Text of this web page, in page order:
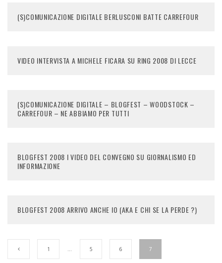
(S)COMUNICAZIONE DIGITALE BERLUSCONI BATTE CARREFOUR
VIDEO INTERVISTA A MICHELE FICARA SU RING 2008 DI LECCE
(S)COMUNICAZIONE DIGITALE – BLOGFEST – WOODSTOCK –
CARREFOUR – NE ABBIAMO PER TUTTI
BLOGFEST 2008 I VIDEO DEL CONVEGNO SU GIORNALISMO ED
INFORMAZIONE
BLOGFEST 2008 ARRIVO ANCHE IO (AKA E CHI SE LA PERDE ?)
1 … 5 6 7